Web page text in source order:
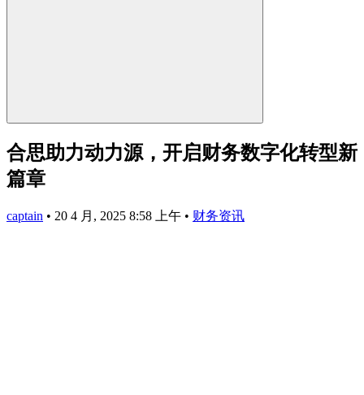
合思助力动力源，开启财务数字化转型新
篇章
captain • 20 4 月, 2025 8:58 上午 • 财务资讯